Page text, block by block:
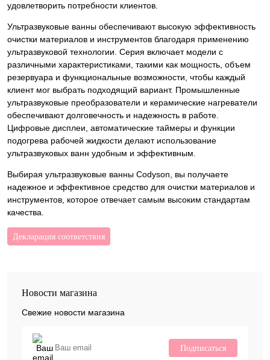
удовлетворить потребности клиентов.
Ультразвуковые ванны обеспечивают высокую эффективность
очистки материалов и инструментов благодаря применению
ультразвуковой технологии. Серия включает модели с
различными характеристиками, такими как мощность, объем
резервуара и функциональные возможности, чтобы каждый
клиент мог выбрать подходящий вариант. Промышленные
ультразвуковые преобразователи и керамические нагреватели
обеспечивают долговечность и надежность в работе.
Цифровые дисплеи, автоматические таймеры и функции
подогрева рабочей жидкости делают использование
ультразвуковых ванн удобным и эффективным.
Выбирая ультразвуковые ванны Codyson, вы получаете
надежное и эффективное средство для очистки материалов и
инструментов, которое отвечает самым высоким стандартам
качества.
Декларация соответствия
Новости магазина
Свежие новости магазина
Подписаться